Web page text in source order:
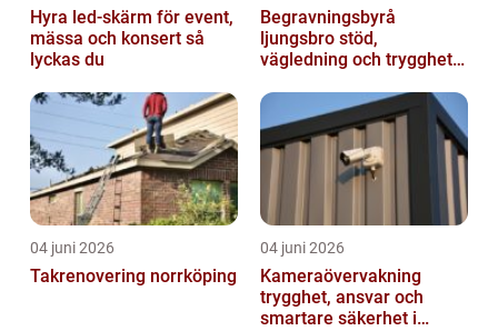
Hyra led-skärm för event,
mässa och konsert så
lyckas du
Begravningsbyrå
ljungsbro stöd,
vägledning och trygghet
04 juni 2026
Takrenovering norrköping
04 juni 2026
Kameraövervakning
trygghet, ansvar och
smartare säkerhet i